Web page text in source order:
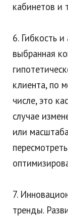
кабинетов и
6. Гибкость
выбранная
клиента, по
числе, это
случае
или
7.
тренды.